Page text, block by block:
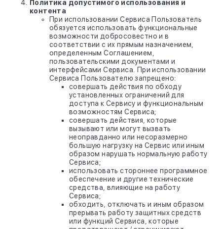
Политика допустимого использования и
контента
При использовании Сервиса Пользователь
обязуется использовать функциональные
возможности добросовестно и в
соответствии с их прямым назначением,
определенным Соглашением,
пользовательскими документами и
интерфейсами Сервиса. При использовании
Сервиса Пользователю запрещено:
совершать действия по обходу
установленных ограничений для
доступа к Сервису и функциональным
возможностям Сервиса;
совершать действия, которые
вызывают или могут вызвать
неоправданно или несоразмерно
большую нагрузку на Сервис или иным
образом нарушать нормальную работу
Сервиса;
использовать стороннее программное
обеспечение и другие технические
средства, влияющие на работу
Сервиса;
обходить, отключать и иным образом
прерывать работу защитных средств
или функций Сервиса, которые